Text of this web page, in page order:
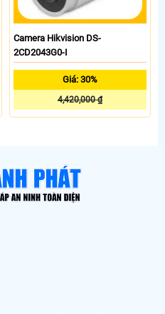
Camera Hikvision DS-
2CD2043G0-I
Giá: 30%
4,420,000 ₫